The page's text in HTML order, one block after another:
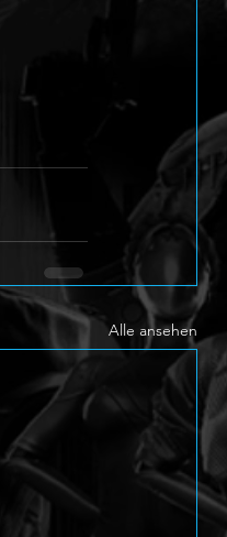
Alle ansehen